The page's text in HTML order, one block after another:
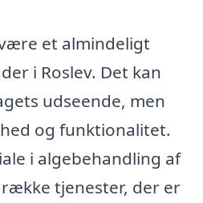
et almindeligt
i Roslev. Det kan
udseende, men
og funktionalitet.
i algebehandling af
tjenester, der er